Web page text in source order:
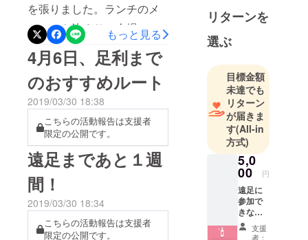
を張りました。ランチのメ
ニューも決まり、会場の準
備や食材の調達など順調に
進んでします。とくに圃場
のある名草は水が綺麗なと
ころで、特産の渓流魚の塩
焼きもご用しました。ワイ
ンを作る時に出る葡萄の搾
りかすを特別配合した餌で
肥育した足利マール牛も登
場します。当日は参加者の
皆様には葡萄苗木の挿し木
もっと見る
4月6日、足利まで
のおすすめルート
2019/03/30 18:38
こちらの活動報告は支援者
限定の公開です。
遠足まであと１週
間！
2019/03/30 18:34
こちらの活動報告は支援者
限定の公開です。
収1,000万円
きの半分農
タイルを足
利から発信
していま
す。でも足
利ってどん
な所？って
方多いです
よね。他に
も古民家プ
ロジェク
ト、廃校プ
リターンを
選ぶ
目標金額
未達でも
リターン
が届きま
す(All-in
方式)
5,0
00 円
遠足に
参加で
きない
方に
は、ワ
支援
者：